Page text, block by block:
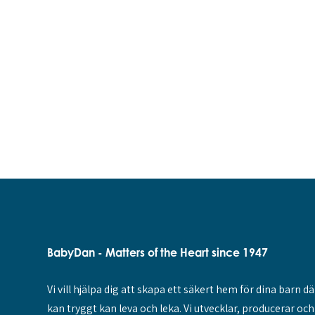
BabyDan - Matters of the Heart since 1947
Vi vill hjälpa dig att skapa ett säkert hem för dina barn
kan tryggt kan leva och leka. Vi utvecklar, producerar och